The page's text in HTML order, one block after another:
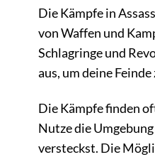
Die Kämpfe in
von Waffen und
Schlagringe und
aus, um deine Feinde
Die Kämpfe finden
Nutze die
versteckst. Die